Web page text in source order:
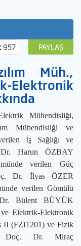
PAYLAŞ
957
Müh.,
Elektronik
Mühendisliği,
Mühendisliği ve
İş Sağlığı ve
Harun ÖZBAY
verilen Güç
Dr. İlyas ÖZER
verilen Gömülü
Bülent BÜYÜK
Elektrik-Elektronik
II (FZI1201) ve Fizik
Doç. Dr. Miraç